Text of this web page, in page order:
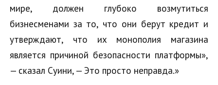
мире, должен глубоко возмутиться
бизнесменами за то, что они берут кредит и
утверждают, что их монополия магазина
является причиной безопасности платформы»,
— сказал Суини, — Это просто неправда.»